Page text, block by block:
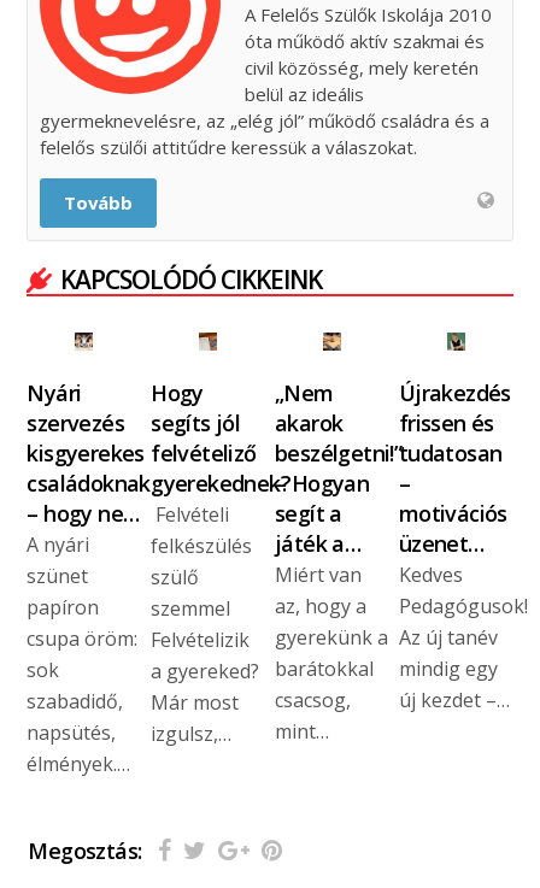
A Felelős Szülők Iskolája 2010
óta működő aktív szakmai és
civil közösség, mely keretén
belül az ideális
gyermeknevelésre, az „elég jól” működő családra és a
felelős szülői attitűdre keressük a válaszokat.
Tovább
KAPCSOLÓDÓ CIKKEINK
Nyári
szervezés
kisgyerekes
családoknak
– hogy ne…
A nyári
szünet
papíron
csupa öröm:
sok
szabadidő,
napsütés,
élmények.…
Hogy
segíts jól
felvételiző
gyerekednek?
Felvételi
felkészülés
szülő
szemmel
Felvételizik
a gyereked?
Már most
izgulsz,…
„Nem
akarok
beszélgetni!”
– Hogyan
segít a
játék a…
Miért van
az, hogy a
gyerekünk a
barátokkal
csacsog,
mint…
Újrakezdés
frissen és
tudatosan
–
motivációs
üzenet…
Kedves
Pedagógusok!
Az új tanév
mindig egy
új kezdet –…
Megosztás: